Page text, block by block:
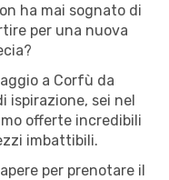
ha mai sognato di
per una nuova
a Corfù da
ispirazione, sei nel
offerte incredibili
imbattibili.
per prenotare il